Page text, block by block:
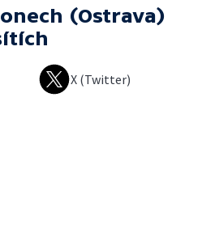
(Ostrava)
X (Twitter)